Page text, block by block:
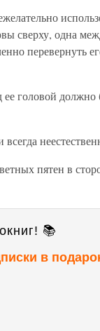
сверху, одна
перевернуть
головой должно
пятен в
📚
в